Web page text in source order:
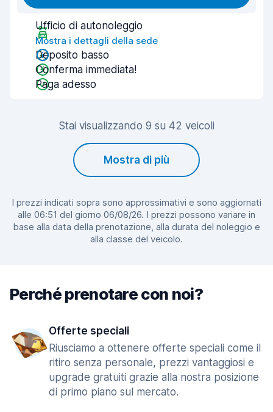
Ufficio di autonoleggio
Mostra i dettagli della sede
Deposito basso
Conferma immediata!
Paga adesso
Stai visualizzando 9 su 42 veicoli
Mostra di più
I prezzi indicati sopra sono approssimativi e sono aggiornati
alle 06:51 del giorno 06/08/26. I prezzi possono variare in
base alla data della prenotazione, alla durata del noleggio e
alla classe del veicolo.
Perché prenotare con noi?
Offerte speciali
Riusciamo a ottenere offerte speciali come il
ritiro senza personale, prezzi vantaggiosi e
upgrade gratuiti grazie alla nostra posizione
di primo piano sul mercato.